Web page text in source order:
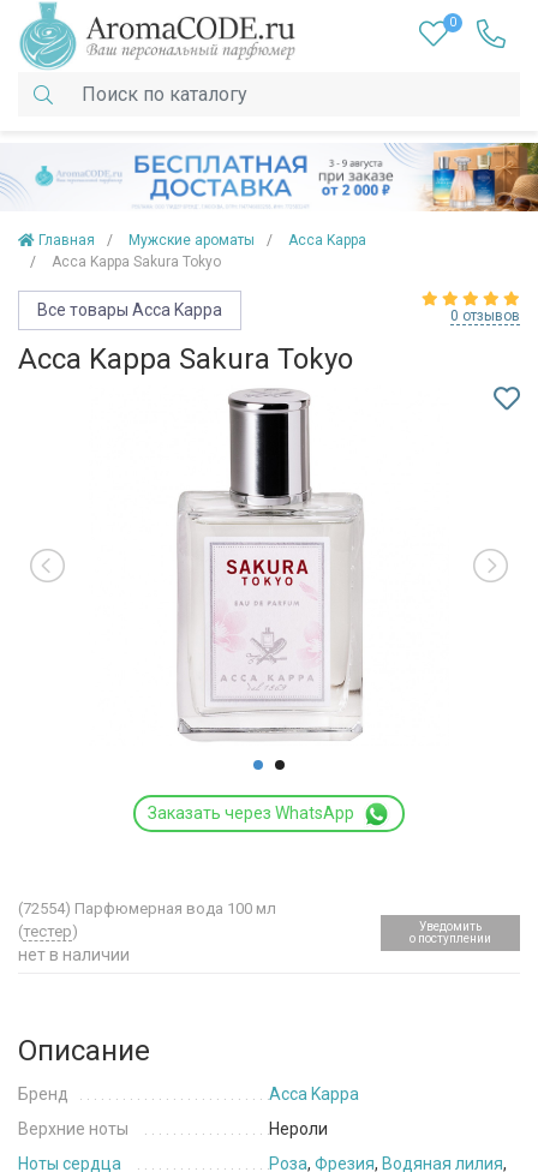
0
Главная Мужские ароматы
Acca Kappa
Acca Kappa Sakura Tokyo
Все товары Acca Kappa 0 отзывов
Acca Kappa Sakura Tokyo
Заказать через WhatsApp
(72554) Парфюмерная вода 100 мл
(тестер)
нет в наличии
Уведомить
о поступлении
Описание
Бренд
Acca Kappa
Верхние ноты
Нероли
Ноты сердца
Роза, Фрезия, Водяная лилия,